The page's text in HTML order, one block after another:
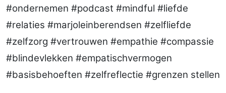
#ondernemen #podcast #mindful #liefde
#relaties #marjoleinberendsen #zelfliefde
#zelfzorg #vertrouwen #empathie #compassie
#blindevlekken #empatischvermogen
#basisbehoeften #zelfreflectie #grenzen stellen